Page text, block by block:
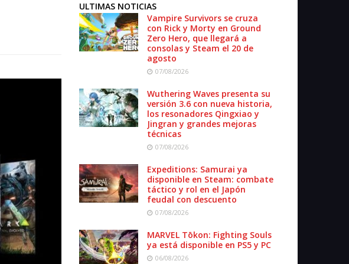
ULTIMAS NOTICIAS
Vampire Survivors se cruza
con Rick y Morty en Ground
Zero Hero, que llegará a
consolas y Steam el 20 de
agosto
07/08/2026
Wuthering Waves presenta su
versión 3.6 con nueva historia,
los resonadores Qingxiao y
Jingran y grandes mejoras
técnicas
07/08/2026
Expeditions: Samurai ya
disponible en Steam: combate
táctico y rol en el Japón
feudal con descuento
07/08/2026
MARVEL Tōkon: Fighting Souls
ya está disponible en PS5 y PC
06/08/2026